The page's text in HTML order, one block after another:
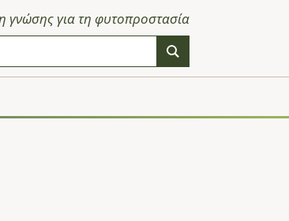
γνώσης για τη φυτοπροστασία